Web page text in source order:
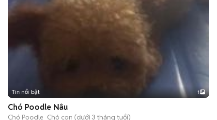
Tin nổi bật 1
Chó Poodle Nâu
Chó Poodle Chó con (dưới 3 tháng tuổi)